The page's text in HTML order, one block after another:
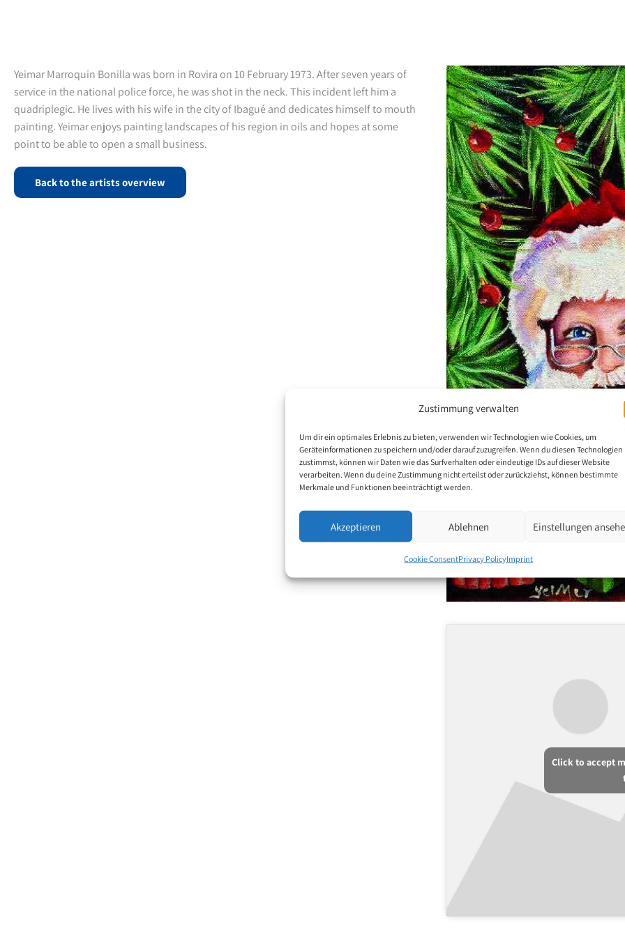
Zustimmung verwalten
Um dir ein optimales Erlebnis zu bieten, verwenden wir Technologien wie Cookies, um
Geräteinformationen zu speichern und/oder darauf zuzugreifen. Wenn du diesen Technologien
zustimmst, können wir Daten wie das Surfverhalten oder eindeutige IDs auf dieser Website
verarbeiten. Wenn du deine Zustimmung nicht erteilst oder zurückziehst, können bestimmte
Merkmale und Funktionen beeinträchtigt werden.
Akzeptieren Ablehnen Einstellungen
Cookie ConsentPrivacy PolicyImprint
Yeimar Marroquin Bonilla was born in Rovira on 10 February 1973. After seven years of
service in the national police force, he was shot in the neck. This incident left him a
quadriplegic. He lives with his wife in the city of Ibagué and dedicates himself to mouth
painting. Yeimar enjoys painting landscapes of his region in oils and hopes at some
point to be able to open a small business.
Back to the artists overview
Click to accept